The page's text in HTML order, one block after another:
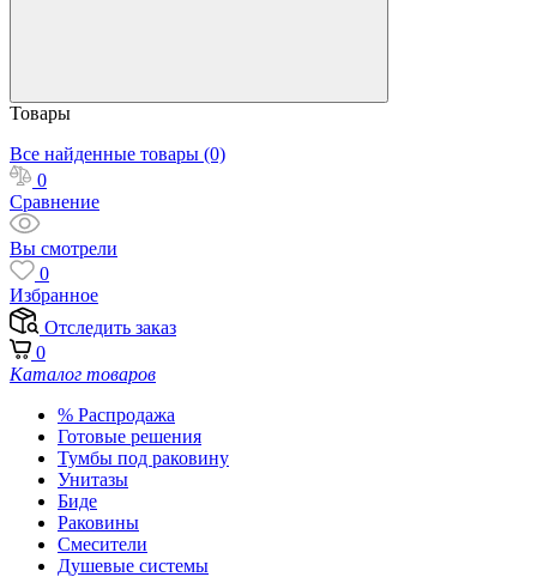
Товары
Все найденные товары (0)
0
Сравнение
Вы смотрели
0
Избранное
Отследить заказ
0
Каталог товаров
% Распродажа
Готовые решения
Тумбы под раковину
Унитазы
Биде
Раковины
Смесители
Душевые системы